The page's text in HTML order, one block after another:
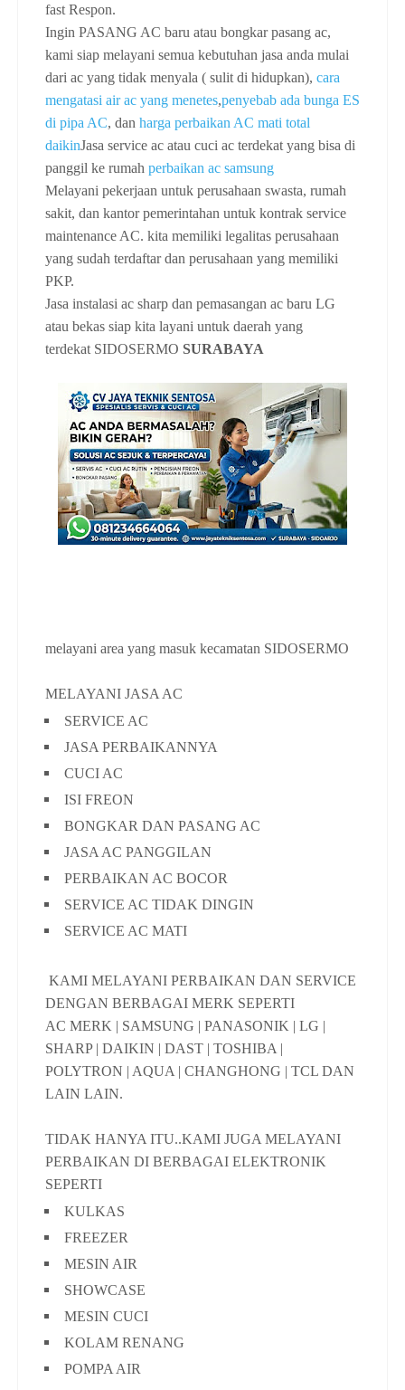
fast Respon.
Ingin PASANG AC baru atau bongkar pasang ac,
kami siap melayani semua kebutuhan jasa anda mulai
dari ac yang tidak menyala ( sulit di hidupkan), cara
mengatasi air ac yang menetes,penyebab ada bunga ES
di pipa AC, dan harga perbaikan AC mati total
daikinJasa service ac atau cuci ac terdekat yang bisa di
panggil ke rumah perbaikan ac samsung
Melayani pekerjaan untuk perusahaan swasta, rumah
sakit, dan kantor pemerintahan untuk kontrak service
maintenance AC. kita memiliki legalitas perusahaan
yang sudah terdaftar dan perusahaan yang memiliki
PKP.
Jasa instalasi ac sharp dan pemasangan ac baru LG
atau bekas siap kita layani untuk daerah yang
terdekat SIDOSERMO SURABAYA
melayani area yang masuk kecamatan SIDOSERMO
MELAYANI JASA AC
SERVICE AC
JASA PERBAIKANNYA
CUCI AC
ISI FREON
BONGKAR DAN PASANG AC
JASA AC PANGGILAN
PERBAIKAN AC BOCOR
SERVICE AC TIDAK DINGIN
SERVICE AC MATI
KAMI MELAYANI PERBAIKAN DAN SERVICE
DENGAN BERBAGAI MERK SEPERTI
AC MERK | SAMSUNG | PANASONIK | LG |
SHARP | DAIKIN | DAST | TOSHIBA |
POLYTRON | AQUA | CHANGHONG | TCL DAN
LAIN LAIN.
TIDAK HANYA ITU..KAMI JUGA MELAYANI
PERBAIKAN DI BERBAGAI ELEKTRONIK
SEPERTI
KULKAS
FREEZER
MESIN AIR
SHOWCASE
MESIN CUCI
KOLAM RENANG
POMPA AIR